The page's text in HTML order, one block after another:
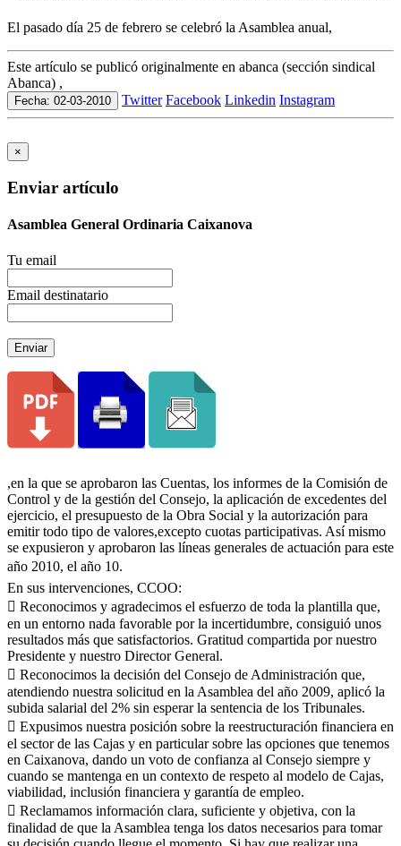
El pasado día 25 de febrero se celebró la Asamblea anual,
Este artículo se publicó originalmente en abanca (sección sindical
Abanca) ,
Fecha: 02-03-2010 Twitter Facebook Linkedin Instagram
×
Enviar artículo
Asamblea General Ordinaria Caixanova
Tu email
Email destinatario
Enviar
,en la que se aprobaron las Cuentas, los informes de la Comisión de
Control y de la gestión del Consejo, la aplicación de excedentes del
ejercicio, el presupuesto de la Obra Social y la autorización para
emitir todo tipo de valores,excepto cuotas participativas. Así mismo
se expusieron y aprobaron las líneas generales de actuación para este
año 2010, el año 10.
En sus intervenciones, CCOO:
 Reconocimos y agradecimos el esfuerzo de toda la plantilla que,
en un entorno nada favorable por la incertidumbre, consiguió unos
resultados más que satisfactorios. Gratitud compartida por nuestro
Presidente y nuestro Director General.
 Reconocimos la decisión del Consejo de Administración que,
atendiendo nuestra solicitud en la Asamblea del año 2009, aplicó la
subida salarial del 2% sin esperar la sentencia de los Tribunales.
 Expusimos nuestra posición sobre la reestructuración financiera en
el sector de las Cajas y en particular sobre las opciones que tenemos
en Caixanova, dando un voto de confianza al Consejo siempre y
cuando se mantenga en un contexto de respeto al modelo de Cajas,
viabilidad, inclusión financiera y garantía de empleo.
 Reclamamos información clara, suficiente y objetiva, con la
finalidad de que la Asamblea tenga los datos necesarios para tomar